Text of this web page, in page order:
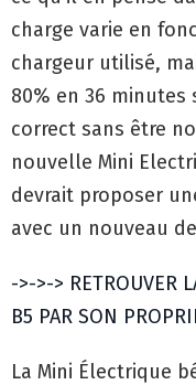
charge varie en
chargeur utilisé,
80% en 36 minutes
correct sans être
nouvelle Mini
devrait proposer
avec un nouveau
->->-> RETROUVER
B5 PAR SON
La Mini Électrique